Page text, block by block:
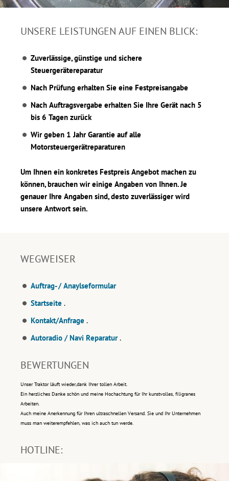
UNSERE LEISTUNGEN AUF EINEN BLICK:
Zuverlässige, günstige und sichere
Steuergerätereparatur
Nach Prüfung erhalten Sie eine Festpreisangabe
Nach Auftragsvergabe erhalten Sie Ihre Gerät nach 5
bis 6 Tagen zurück
Wir geben 1 Jahr Garantie auf alle
Motorsteuergerätreparaturen
Um Ihnen ein konkretes Festpreis Angebot machen zu
können, brauchen wir einige Angaben von Ihnen. Je
genauer Ihre Angaben sind, desto zuverlässiger wird
unsere Antwort sein.
WEGWEISER
Auftrag- / Anaylseformular
Startseite .
Kontakt/Anfrage .
Autoradio / Navi Reparatur.
BEWERTUNGEN
Unser Traktor läuft wieder,dank Ihrer tollen Arbeit.
Ein herzliches Danke schön und meine Hochachtung für Ihr kunstvolles, filigranes
Arbeiten.
Auch meine Anerkennung für Ihren ultraschnellen Versand. Sie und Ihr Unternehmen
muss man weiterempfehlen, was ich auch tun werde.
HOTLINE: